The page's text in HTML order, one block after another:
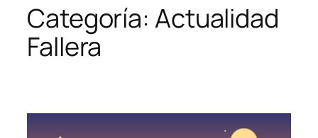
Categoría: Actualidad
Fallera